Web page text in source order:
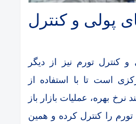
پولی و کنترل
کنترل تورم نیز از دیگر
است تا با استفاده از
نرخ بهره، عملیات بازار باز
تورم را کنترل کرده و همین